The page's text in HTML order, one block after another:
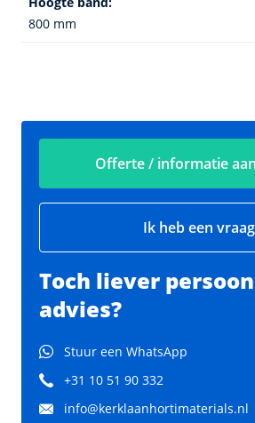
800 mm
Offerte / informatie
Ik heb een vraag
Toch liever
advies?
Stuur een WhatsApp
+31 10 51 90 332
info@kerklaanhortimaterials.nl